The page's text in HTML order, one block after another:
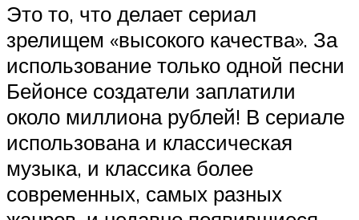
Это то, что делает сериал
зрелищем «высокого качества». За
использование только одной песни
Бейонсе создатели заплатили
около миллиона рублей! В сериале
использована и классическая
музыка, и классика более
современных, самых разных